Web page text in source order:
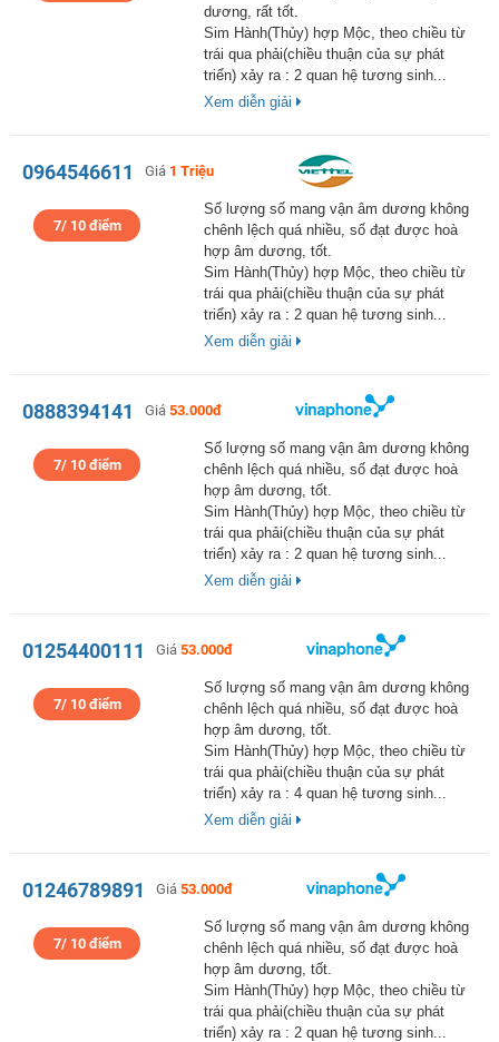
dương, rất tốt.
Sim Hành(Thủy) hợp Mộc, theo chiều từ
trái qua phải(chiều thuận của sự phát
triển) xảy ra : 2 quan hệ tương sinh...
Xem diễn giải
0964546611 Giá 1 Triệu
7/ 10 điểm
Số lượng số mang vận âm dương không
chênh lệch quá nhiều, số đạt được hoà
hợp âm dương, tốt.
Sim Hành(Thủy) hợp Mộc, theo chiều từ
trái qua phải(chiều thuận của sự phát
triển) xảy ra : 2 quan hệ tương sinh...
Xem diễn giải
0888394141 Giá 53.000đ
7/ 10 điểm
Số lượng số mang vận âm dương không
chênh lệch quá nhiều, số đạt được hoà
hợp âm dương, tốt.
Sim Hành(Thủy) hợp Mộc, theo chiều từ
trái qua phải(chiều thuận của sự phát
triển) xảy ra : 2 quan hệ tương sinh...
Xem diễn giải
01254400111 Giá 53.000đ
7/ 10 điểm
Số lượng số mang vận âm dương không
chênh lệch quá nhiều, số đạt được hoà
hợp âm dương, tốt.
Sim Hành(Thủy) hợp Mộc, theo chiều từ
trái qua phải(chiều thuận của sự phát
triển) xảy ra : 4 quan hệ tương sinh...
Xem diễn giải
01246789891 Giá 53.000đ
7/ 10 điểm
Số lượng số mang vận âm dương không
chênh lệch quá nhiều, số đạt được hoà
hợp âm dương, tốt.
Sim Hành(Thủy) hợp Mộc, theo chiều từ
trái qua phải(chiều thuận của sự phát
triển) xảy ra : 2 quan hệ tương sinh...